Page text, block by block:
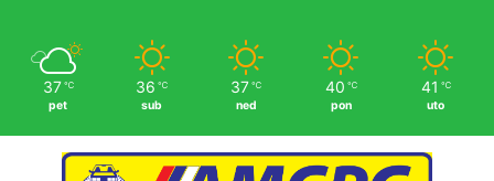
37 ℃
pet
36 ℃
sub
37 ℃
ned
40 ℃
pon
41 ℃
uto